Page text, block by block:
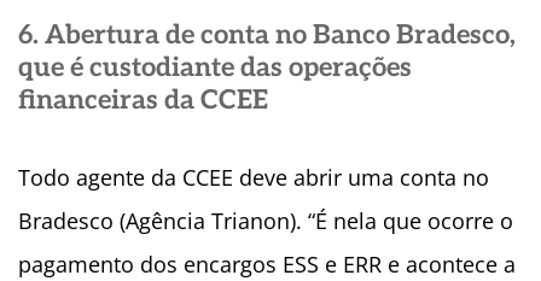
6. Abertura de conta no Banco Bradesco,
que é custodiante das operações
financeiras da CCEE
Todo agente da CCEE deve abrir uma conta no
Bradesco (Agência Trianon). “É nela que ocorre o
pagamento dos encargos ESS e ERR e acontece a